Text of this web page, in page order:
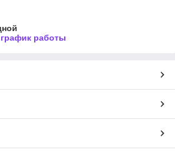
работы